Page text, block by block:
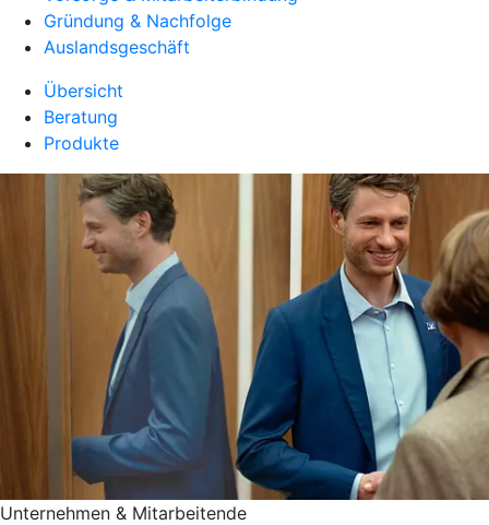
Gründung & Nachfolge
Auslandsgeschäft
Übersicht
Beratung
Produkte
Unternehmen & Mitarbeitende